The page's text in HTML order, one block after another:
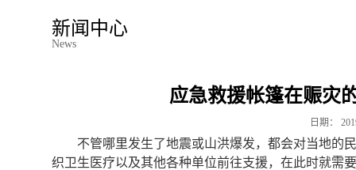
新闻中心
News
应急救援帐篷在赈灾
日期：
不管哪里发生了地震或山洪爆发，都会对当地的
织卫生医疗以及其他各种单位前往支援，在此时就需